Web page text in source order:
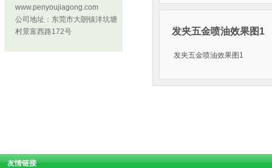
发夹五金喷油效果图1
发夹五金喷油效果图1
www.penyoujiagong.com
公司地址：东莞市大朗镇洋坑塘
村景富西路172号
友情链接